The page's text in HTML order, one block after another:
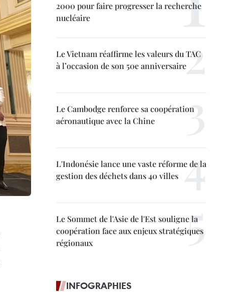
2000 pour faire progresser la recherche
nucléaire
Le Vietnam réaffirme les valeurs du TAC
à l’occasion de son 50e anniversaire
Le Cambodge renforce sa coopération
aéronautique avec la Chine
L'Indonésie lance une vaste réforme de la
gestion des déchets dans 40 villes
Le Sommet de l'Asie de l'Est souligne la
coopération face aux enjeux stratégiques
régionaux
INFOGRAPHIES